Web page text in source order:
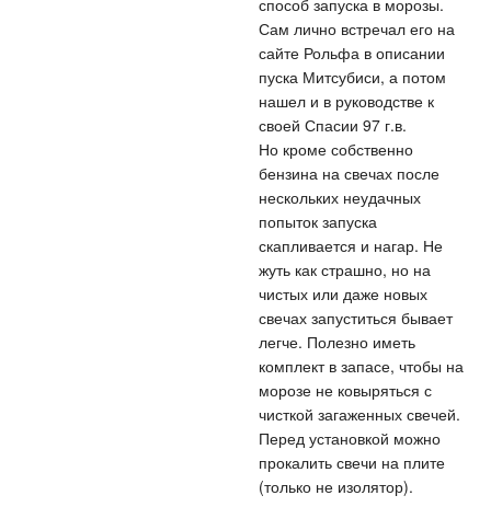
способ запуска в морозы.
Сам лично встречал его на
сайте Рольфа в описании
пуска Митсубиси, а потом
нашел и в руководстве к
своей Спасии 97 г.в.
Но кроме собственно
бензина на свечах после
нескольких неудачных
попыток запуска
скапливается и нагар. Не
жуть как страшно, но на
чистых или даже новых
свечах запуститься бывает
легче. Полезно иметь
комплект в запасе, чтобы на
морозе не ковыряться с
чисткой загаженных свечей.
Перед установкой можно
прокалить свечи на плите
(только не изолятор).